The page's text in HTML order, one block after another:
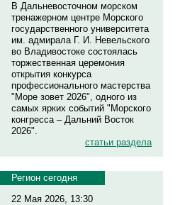
В Дальневосточном морском
тренажерном центре Морского
государственного университета
им. адмирала Г. И. Невельского
во Владивостоке состоялась
торжественная церемония
открытия конкурса
профессионального мастерства
"Море зовет 2026", одного из
самых ярких событий "Морского
конгресса – Дальний Восток
2026".
статьи раздела
Регион сегодня
22 Мая 2026, 13:30